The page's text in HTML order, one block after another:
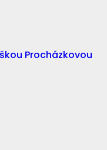
Procházkovou